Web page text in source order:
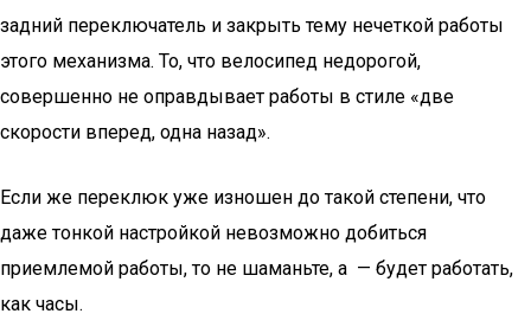
задний переключатель и закрыть тему нечеткой работы
этого механизма. То, что велосипед недорогой,
совершенно не оправдывает работы в стиле «две
скорости вперед, одна назад».
Если же переклюк уже изношен до такой степени, что
даже тонкой настройкой невозможно добиться
приемлемой работы, то не шаманьте, а — будет работать,
как часы.